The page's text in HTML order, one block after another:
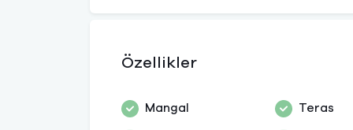
Özellikler
Mangal Teras